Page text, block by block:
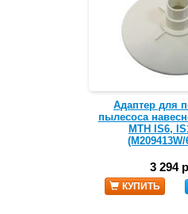
Адаптер для
пылесоса
MTH IS6,
(M209413W/
3 294
КУПИТЬ